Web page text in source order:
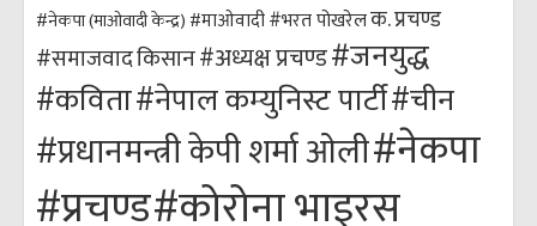
#नेकपा (माओवादी केन्द्र) #माओवादी#भरत पोखरेलक. प्रचण्ड
#समाजवादकिसान#अध्यक्ष प्रचण्ड#जनयुद्ध
#कविता#नेपाल कम्युनिस्ट पार्टी#चीन
#प्रधानमन्त्री केपी शर्मा ओली#नेकपा
#प्रचण्ड#कोरोना भाइरस